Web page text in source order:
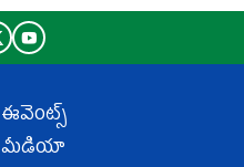
ఈవెంట్స్
మీడియా